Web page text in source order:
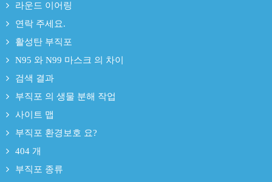
라운드 이어링
연락 주세요.
활성탄 부직포
N95 와 N99 마스크 의 차이
검색 결과
부직포 의 생물 분해 작업
사이트 맵
부직포 환경보호 요?
404 개
부직포 종류